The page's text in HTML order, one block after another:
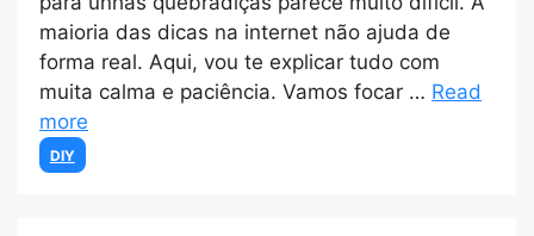
maioria das dicas na internet não ajuda de
forma real. Aqui, vou te explicar tudo com
muita calma e paciência. Vamos focar … Read
more
Categories
DIY